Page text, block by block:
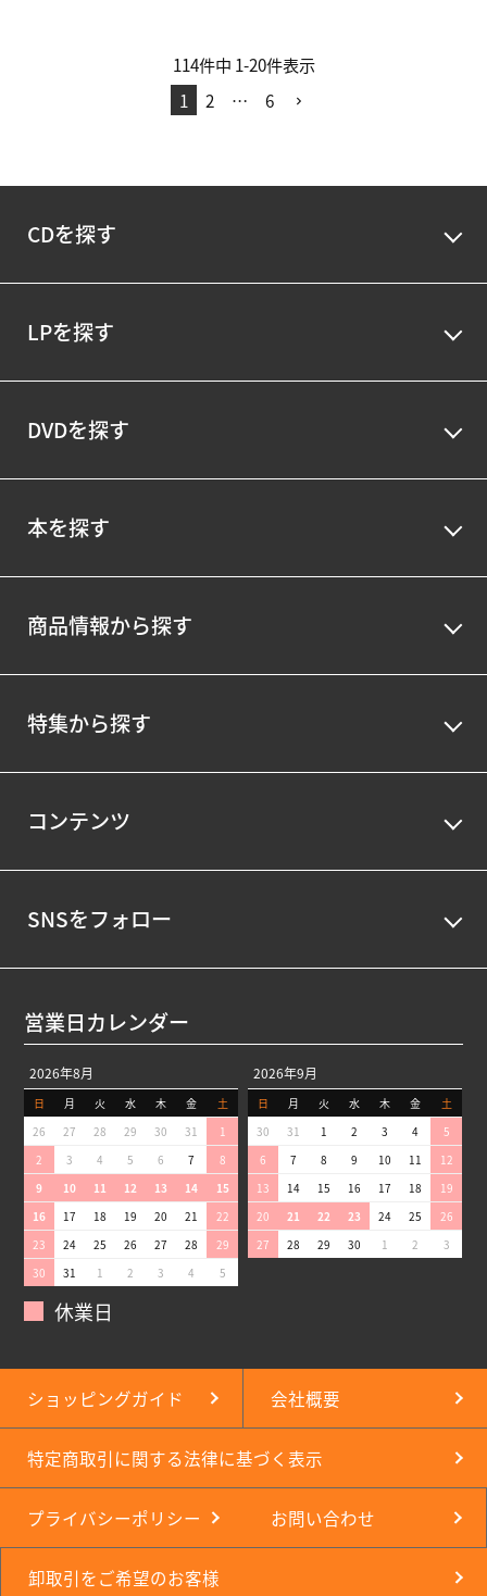
114件中 1-20件表示
1
2 … 6
CDを探す
LPを探す
DVDを探す
本を探す
商品情報から探す
特集から探す
コンテンツ
SNSをフォロー
営業日カレンダー
2026年8月
日 月 火 水 木 金
土
26
27 28 29 30 31
1
2
3 4 5 6 7
8
9
10 11 12 13 14
15
16
17 18 19 20 21
22
23
24 25 26 27 28
29
30
31 1 2 3 4 5
2026年9月
日 月 火 水 木 金
土
30
31 1 2 3 4
5
6
7 8 9 10 11
12
13
14 15 16 17 18
19
20
21 22 23 24 25
26
27
28 29 30 1 2 3
休業日
ショッピングガイド 会社概要
特定商取引に関する法律に基づく表示
プライバシーポリシー お問い合わせ
卸取引をご希望のお客様